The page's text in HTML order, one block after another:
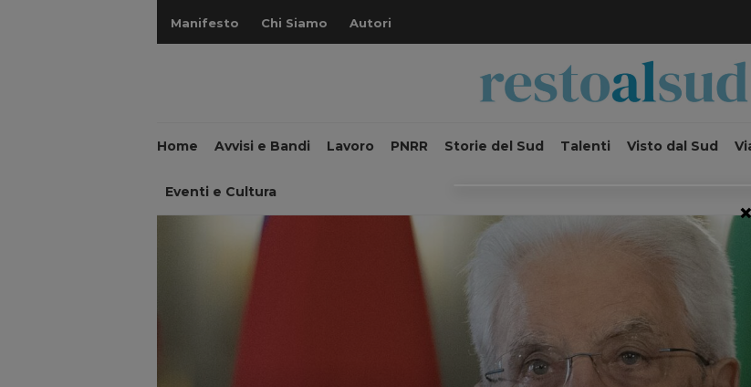
Manifesto Chi Siamo Autori
Home Avvisi e Bandi Lavoro PNRR Storie del Sud Talenti Visto dal Sud
Eventi e Cultura